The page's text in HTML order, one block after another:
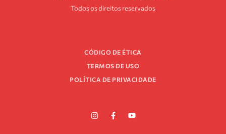
Todos os direitos reservados
CÓDIGO DE ÉTICA
TERMOS DE USO
POLÍTICA DE PRIVACIDADE